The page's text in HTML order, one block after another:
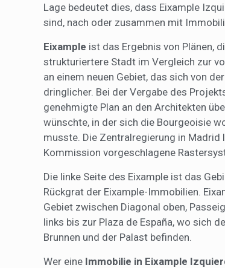
Lage bedeutet dies, dass Eixample
sind, nach oder zusammen mit
Eixample ist das Ergebnis von Plänen,
strukturiertere Stadt im Vergleich zur
an einem neuen Gebiet, das sich von
dringlicher. Bei der Vergabe des
genehmigte Plan an den Architekten
wünschte, in der sich die Bourgeoisie
musste. Die Zentralregierung in
Kommission vorgeschlagene
Die linke Seite des Eixample ist das
Rückgrat der Eixample-Immobilien.
Gebiet zwischen Diagonal oben,
links bis zur Plaza de España, wo sich
Brunnen und der Palast befinden.
Wer eine Immobilie in Eixample